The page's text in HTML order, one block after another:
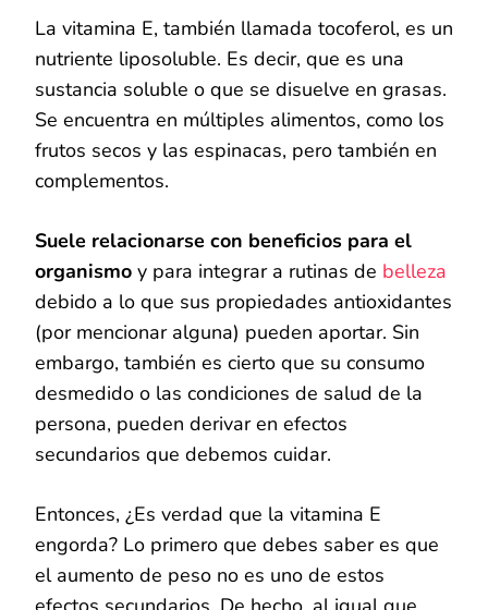
La vitamina E, también llamada tocoferol, es un
nutriente liposoluble. Es decir, que es una
sustancia soluble o que se disuelve en grasas.
Se encuentra en múltiples alimentos, como los
frutos secos y las espinacas, pero también en
complementos.
Suele relacionarse con beneficios para el
organismo y para integrar a rutinas de belleza
debido a lo que sus propiedades antioxidantes
(por mencionar alguna) pueden aportar. Sin
embargo, también es cierto que su consumo
desmedido o las condiciones de salud de la
persona, pueden derivar en efectos
secundarios que debemos cuidar.
Entonces, ¿Es verdad que la vitamina E
engorda? Lo primero que debes saber es que
el aumento de peso no es uno de estos